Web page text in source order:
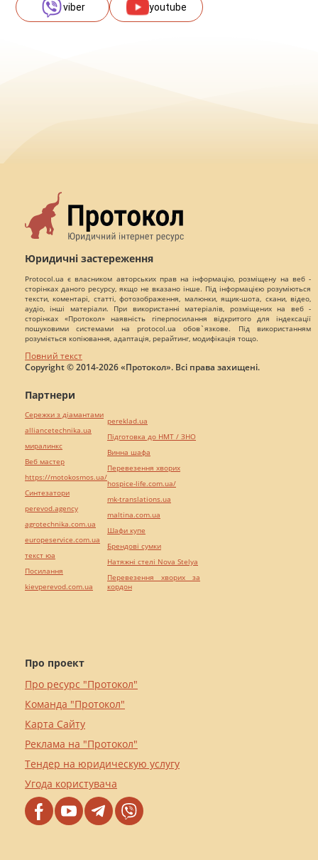
viber youtube
Юридичні застереження
Protocol.ua є власником авторських прав на інформацію, розміщену на веб -
сторінках даного ресурсу, якщо не вказано інше. Під інформацією розуміються
тексти, коментарі, статті, фотозображення, малюнки, ящик-шота, скани, відео,
аудіо, інші матеріали. При використанні матеріалів, розміщених на веб -
сторінках «Протокол» наявність гіперпосилання відкритого для індексації
пошуковими системами на protocol.ua обов`язкове. Під використанням
розуміється копіювання, адаптація, рерайтинг, модифікація тощо.
Повний текст
Copyright © 2014-2026 «Протокол». Всі права захищені.
Про проект
Про ресурс "Протокол"
Команда "Протокол"
Карта Сайту
Реклама на "Протокол"
Тендер на юридическую услугу
Угода користувача
Партнери
Сережки з діамантами
alliancetechnika.ua
миралинкс
Веб мастер
https://motokosmos.ua/
Синтезатори
perevod.agency
agrotechnika.com.ua
europeservice.com.ua
текст юа
Посилання
kievperevod.com.ua
pereklad.ua
Підготовка до НМТ / ЗНО
Винна шафа
Перевезення хворих
hospice-life.com.ua/
mk-translations.ua
maltina.com.ua
Шафи купе
Брендові сумки
Натяжні стелі Nova Stelya
Перевезення хворих за
кордон